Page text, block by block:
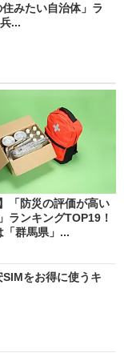
みたい自治体」ラ
...
「防災の評価が高い
ランキングTOP19！
群馬県」...
をお得に使うキ